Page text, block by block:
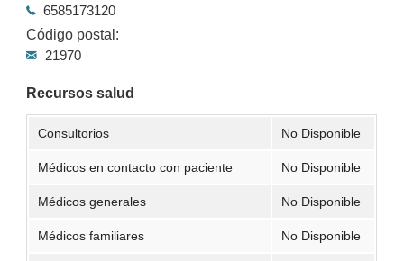
6585173120
Código postal:
21970
Recursos salud
Consultorios No Disponible
Médicos en contacto con paciente No Disponible
Médicos generales No Disponible
Médicos familiares No Disponible